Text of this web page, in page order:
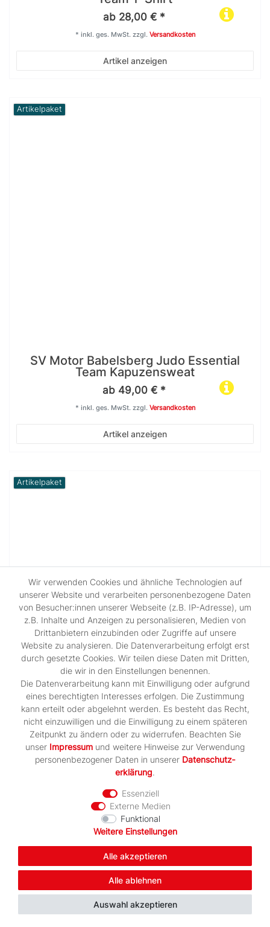
ab 28,00 € *
Artikel anzeigen
* inkl. ges. MwSt.zzgl. Versandkosten
Artikelpaket
SV Motor Babelsberg Judo Essential
Team Kapuzensweat
ab 49,00 € *
Artikel anzeigen
* inkl. ges. MwSt.zzgl. Versandkosten
Artikelpaket
SV Motor Babelsberg Judo Essential
Team Tracktop Jacke
ab 49,00 € *
Artikel anzeigen
Wir verwenden Cookies und ähnliche Technologien auf
unserer Website und verarbeiten personenbezogene Daten
von Besucher:innen unserer Webseite (z.B. IP-Adresse), um
z.B. Inhalte und Anzeigen zu personalisieren, Medien von
Drittanbietern einzubinden oder Zugriffe auf unsere
Website zu analysieren. Die Datenverarbeitung erfolgt erst
durch gesetzte Cookies. Wir teilen diese Daten mit Dritten,
die wir in den Einstellungen benennen.
Die Datenverarbeitung kann mit Einwilligung oder aufgrund
eines berechtigten Interesses erfolgen. Die Zustimmung
kann erteilt oder abgelehnt werden. Es besteht das Recht,
nicht einzuwilligen und die Einwilligung zu einem späteren
Zeitpunkt zu ändern oder zu widerrufen. Beachten Sie
unser Impressum und weitere Hinweise zur Verwendung
personenbezogener Daten in unserer Daten­schutz­
erklärung.
Essenziell
Externe Medien
Funktional
Weitere Einstellungen
Alle akzeptieren
Alle ablehnen
Auswahl akzeptieren